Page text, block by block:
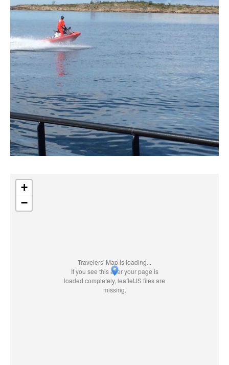
Travelers' Map is loading...
If you see this after your page is
loaded completely, leafletJS files are
missing.
+
−